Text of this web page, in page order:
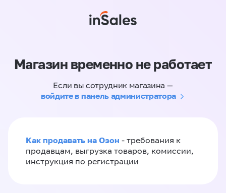
Магазин временно не работает
Если вы сотрудник магазина —
войдите в панель администратора
Как продавать на Озон - требования к
продавцам, выгрузка товаров, комиссии,
инструкция по регистрации